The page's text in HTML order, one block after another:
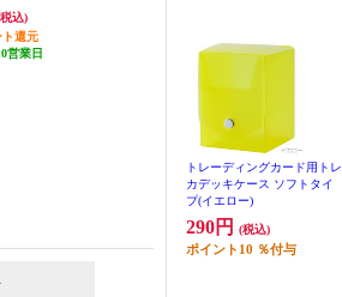
トレーディングカード用トレ
カデッキケース ソフトタイ
プ(イエロー)
290円 (税込)
ポイント 10 ％付与
込)
ト還元
営業日
発送目安:10営業日